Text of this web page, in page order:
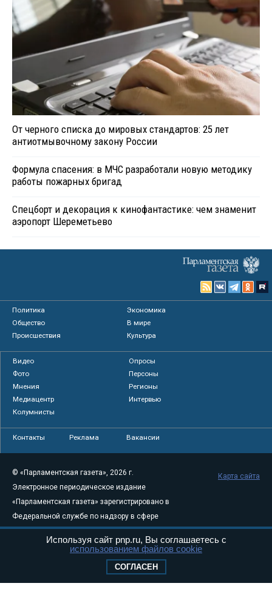
От черного списка до мировых стандартов: 25 лет
антиотмывочному закону России
Формула спасения: в МЧС разработали новую методику
работы пожарных бригад
Спецборт и декорация к кинофантастике: чем знаменит
аэропорт Шереметьево
Политика
Экономика
Общество
В мире
Происшествия
Культура
Видео
Опросы
Фото
Персоны
Мнения
Регионы
Медиацентр
Интервью
Колумнисты
Контакты Реклама Вакансии
© «Парламентская газета», 2026 г.
Электронное периодическое издание
«Парламентская газета» зарегистрировано в
Федеральной службе по надзору в сфере
связи, информационных технологий и
массовых коммуникаций (Роскомнадзор) 05
Свидетельство о регистрации Эл № ФС77-
Карта сайта
Используя сайт pnp.ru, Вы соглашаетесь с
использованием файлов cookie
СОГЛАСЕН